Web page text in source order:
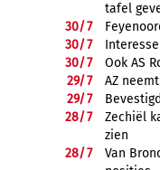
tafel
30/7
30/7
30/7
Ook AS
29/7
AZ
29/7
28/7
Zechiël
zien
28/7
Van